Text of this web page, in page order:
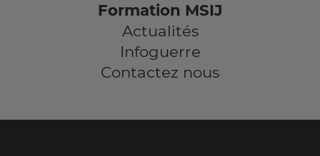
Formation MSIJ
Actualités
Infoguerre
Contactez nous